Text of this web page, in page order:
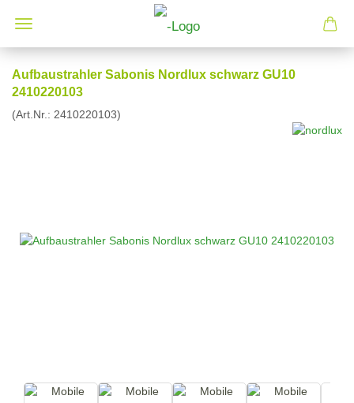
Aufbaustrahler Sabonis Nordlux schwarz GU10
2410220103
(Art.Nr.: 2410220103)